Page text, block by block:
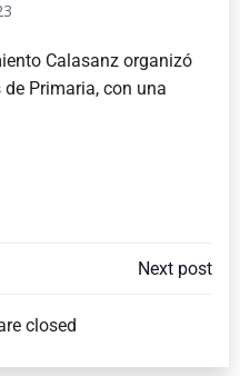
Calasanz organizó
Primaria, con una
Next post
closed